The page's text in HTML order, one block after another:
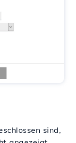
sind,